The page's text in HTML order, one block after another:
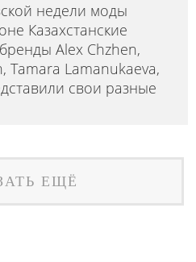
недели моды
Казахстанские
Alex Chzhen,
Tamara Lamanukaeva,
свои разные
ЕЩЁ